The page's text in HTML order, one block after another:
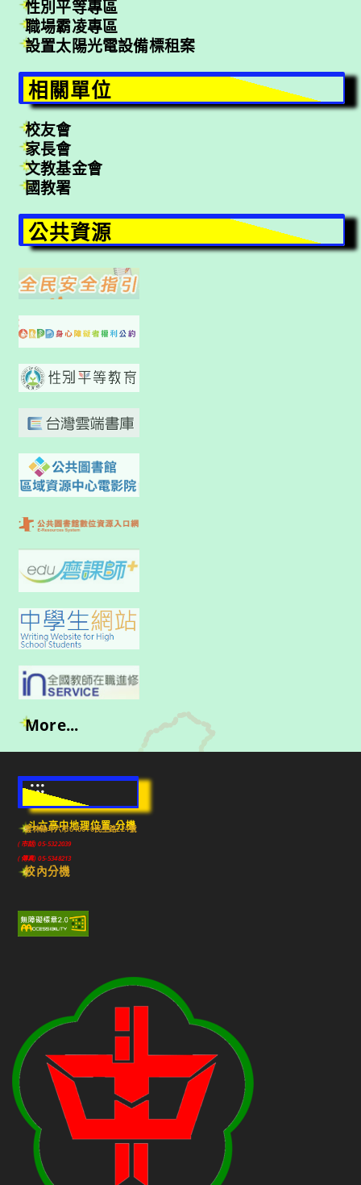
性別平等專區
職場霸凌專區
設置太陽光電設備標租案
相關單位
校友會
家長會
文教基金會
國教署
公共資源
More...
:::
斗六高中地理位置-分機
雲林縣斗六市640010民生路224號
(市話) 05-5322039
(傳真) 05-5348213
校內分機